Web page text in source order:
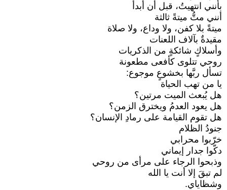
بأنني انتهيتُ، قبل أن أبدأ
أنني متُّ ميتةً ثالثة
ميتةً بلا كفن، ولا وداع، ولا صلاة
مقيدةٌ بآلاف اللعنات
وأسلاكٍ شائكةٍ من الذكريات
روحي تتلوى كأفعى مطعونة
تسأل ربَّها بخشوعٍ موجوع:
يا من تهب الحياة
هل يُبعث الميت مرتين؟
هل يعود العدمُ ويخترق الزمن؟
هل تقوم القيامة على رمادِ الإنسان؟
جنودُ الظلام
خرّبوا محرابي
دكّوا جدار إيماني
وذبحوا الرجاء على مرأى من روحي
لم تبقَ إلا أنت يا الله
وشظاياي.